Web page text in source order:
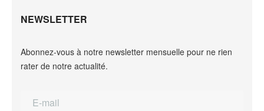
NEWSLETTER
Abonnez-vous à notre newsletter mensuelle pour ne rien
rater de notre actualité.